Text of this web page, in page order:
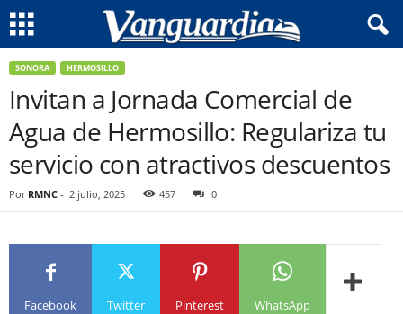
SONORA HERMOSILLO
Invitan a Jornada Comercial de
Agua de Hermosillo: Regulariza tu
servicio con atractivos descuentos
Por RMNC - 2 julio, 2025 457 0
Facebook Twitter Pinterest WhatsApp